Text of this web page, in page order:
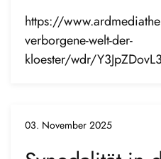
https://
verborgene-welt-der-
kloester/wdr/
03. November 2025